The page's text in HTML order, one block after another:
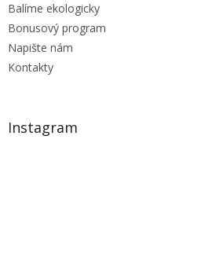
Balíme ekologicky
Bonusový program
Napište nám
Kontakty
Instagram